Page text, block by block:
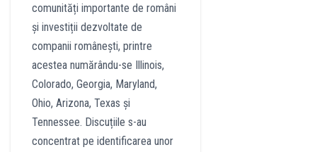
comunități importante de români
și investiții dezvoltate de
companii românești, printre
acestea numărându-se Illinois,
Colorado, Georgia, Maryland,
Ohio, Arizona, Texas și
Tennessee. Discuțiile s-au
concentrat pe identificarea unor